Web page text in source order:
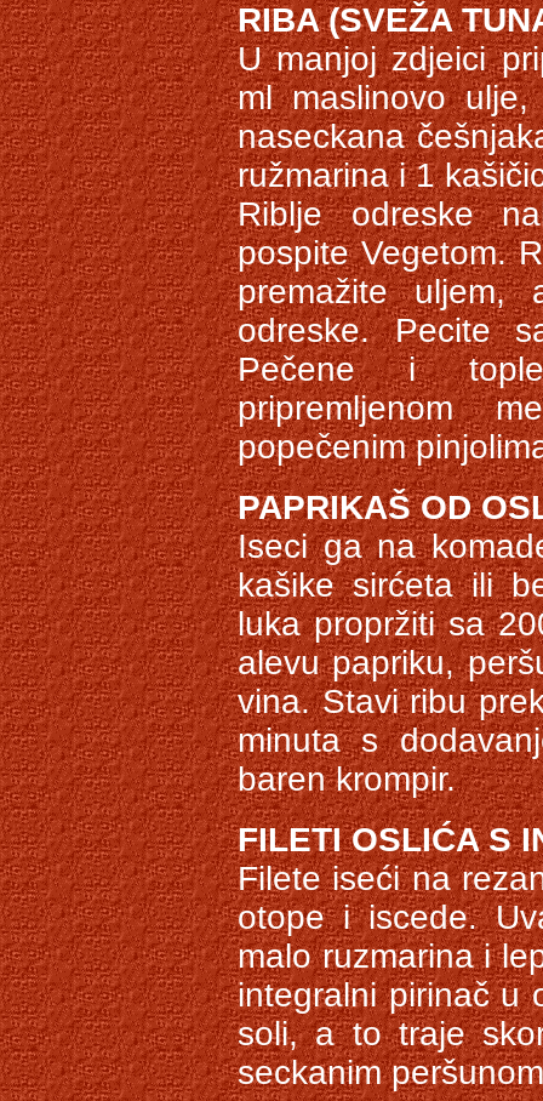
RIBA (SVEŽA
U manjoj zdjeici
ml maslinovo
naseckana
ružmarina i 1
Riblje odreske
pospite Vegetom.
premažite uljem,
odreske. Pecite
Pečene i
pripremljenom
popečenim
PAPRIKAŠ OD
Iseci ga na
kašike sirćeta ili
luka propržiti sa
alevu papriku,
vina. Stavi ribu
minuta s
baren krompir.
FILETI OSLIĆA S
Filete iseći na
otope i iscede.
malo ruzmarina i
integralni pirinač u
soli, a to traje
seckanim